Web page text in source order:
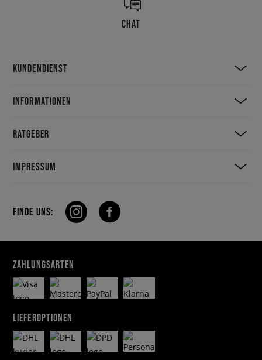
CHAT
KUNDENDIENST
INFORMATIONEN
RATGEBER
IMPRESSUM
FINDE UNS:
ZAHLUNGSARTEN
LIEFEROPTIONEN